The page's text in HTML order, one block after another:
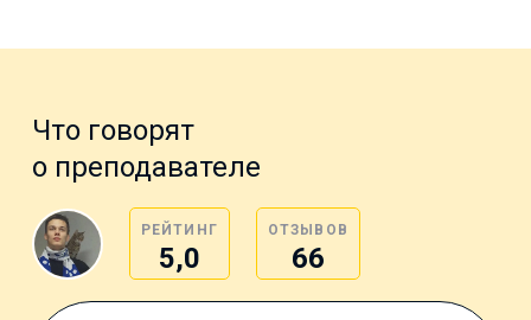
Что говорят
о преподавателе
РЕЙТИНГ
5,0
ОТЗЫВОВ
66